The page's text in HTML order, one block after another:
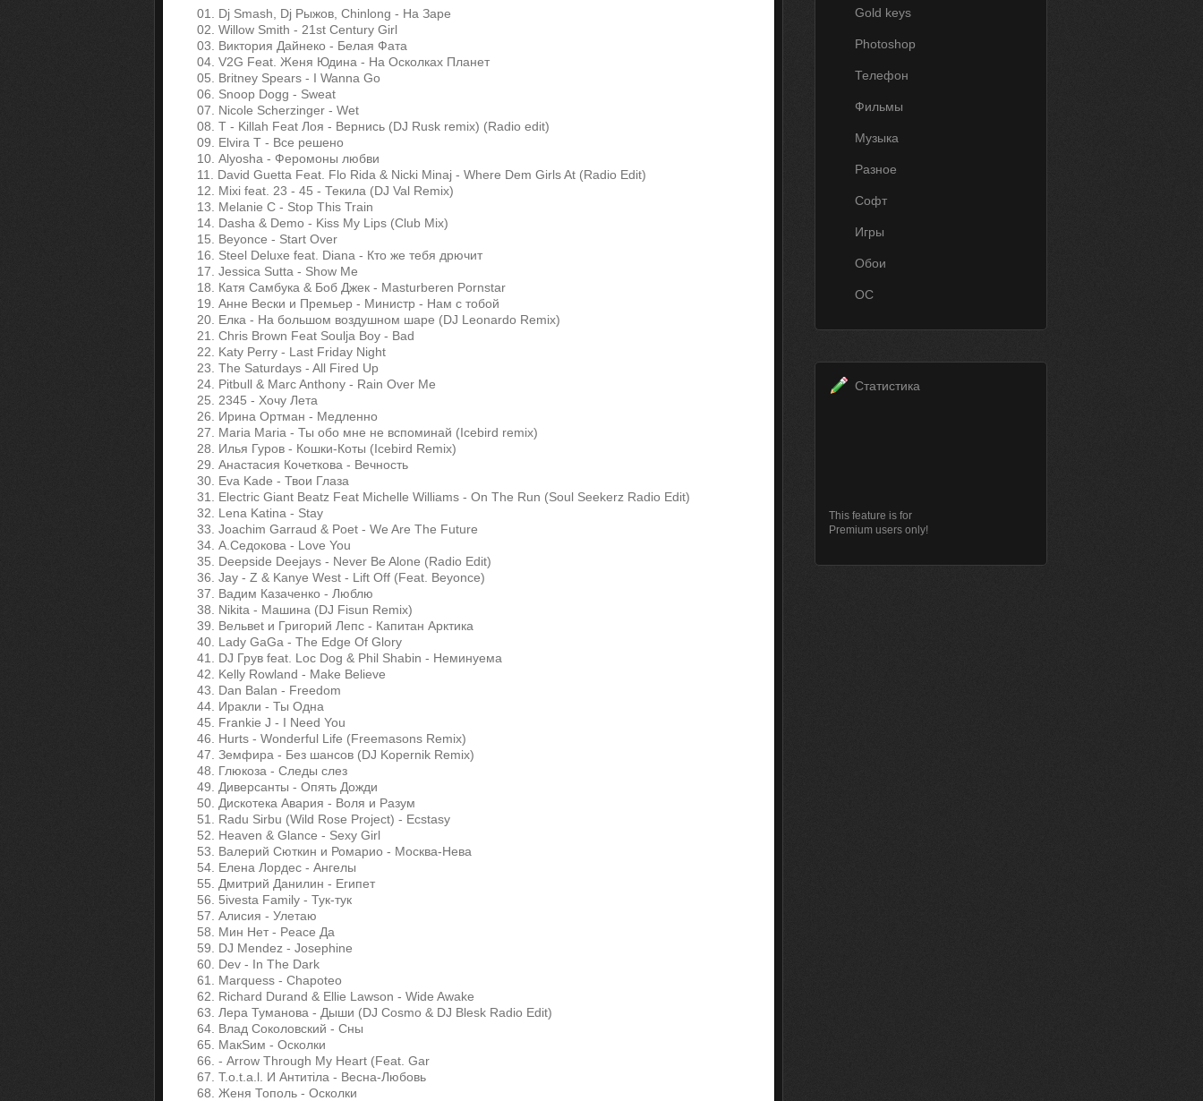
01. Dj Smash, Dj Рыжов, Chinlong - На Заре
02. Willow Smith - 21st Century Girl
03. Виктория Дайнеко - Белая Фата
04. V2G Feat. Женя Юдина - На Осколках Планет
05. Britney Spears - I Wanna Go
06. Snoop Dogg - Sweat
07. Nicole Scherzinger - Wet
08. T - Killah Feat Лоя - Вернись (DJ Rusk remix) (Radio edit)
09. Elvira T - Все решено
10. Alyosha - Феромоны любви
11. David Guetta Feat. Flo Rida & Nicki Minaj - Where Dem Girls At (Radio Edit)
12. Mixi feat. 23 - 45 - Текила (DJ Val Remix)
13. Melanie C - Stop This Train
14. Dasha & Demo - Kiss My Lips (Club Mix)
15. Beyonce - Start Over
16. Steel Deluxe feat. Diana - Кто же тебя дрючит
17. Jessica Sutta - Show Me
18. Катя Самбука & Боб Джек - Masturberen Pornstar
19. Анне Вески и Премьер - Министр - Нам с тобой
20. Елка - На большом воздушном шаре (DJ Leonardo Remix)
21. Chris Brown Feat Soulja Boy - Bad
22. Katy Perry - Last Friday Night
23. The Saturdays - All Fired Up
24. Pitbull & Marc Anthony - Rain Over Me
25. 2345 - Хочу Лета
26. Ирина Ортман - Медленно
27. Maria Maria - Ты обо мне не вспоминай (Icebird remix)
28. Илья Гуров - Кошки-Коты (Icebird Remix)
29. Анастасия Кочеткова - Вечность
30. Eva Kade - Твои Глаза
31. Electric Giant Beatz Feat Michelle Williams - On The Run (Soul Seekerz Radio Edit)
32. Lena Katina - Stay
33. Joachim Garraud & Poet - We Are The Future
34. А.Седокова - Love You
35. Deepside Deejays - Never Be Alone (Radio Edit)
36. Jay - Z & Kanye West - Lift Off (Feat. Beyonce)
37. Вадим Казаченко - Люблю
38. Nikita - Машина (DJ Fisun Remix)
39. Вельвеt и Григорий Лепс - Капитан Арктика
40. Lady GaGa - The Edge Of Glory
41. DJ Грув feat. Loc Dog & Phil Shabin - Неминуема
42. Kelly Rowland - Make Believe
43. Dan Balan - Freedom
44. Иракли - Ты Одна
45. Frankie J - I Need You
46. Hurts - Wonderful Life (Freemasons Remix)
47. Земфира - Без шансов (DJ Kopernik Remix)
48. Глюкоза - Следы слез
49. Диверсанты - Опять Дожди
50. Дискотека Авария - Воля и Разум
51. Radu Sirbu (Wild Rose Project) - Ecstasy
52. Heaven & Glance - Sexy Girl
53. Валерий Сюткин и Ромарио - Москва-Нева
54. Елена Лордес - Ангелы
55. Дмитрий Данилин - Египет
56. 5ivesta Family - Тук-тук
57. Алисия - Улетаю
58. Мин Нет - Peace Да
59. DJ Mendez - Josephine
60. Dev - In The Dark
61. Marquess - Chapoteo
62. Richard Durand & Ellie Lawson - Wide Awake
63. Лера Туманова - Дыши (DJ Cosmo & DJ Blesk Radio Edit)
64. Влад Соколовский - Сны
65. МакSим - Осколки
66. - Arrow Through My Heart (Feat. Gar
67. T.o.t.a.l. И Антитіла - Весна-Любовь
68. Женя Тополь - Осколки
Gold keys
Photoshop
Телефон
Фильмы
Музыка
Разное
Софт
Игры
Обои
ОС
Статистика
This feature is for
Premium users only!